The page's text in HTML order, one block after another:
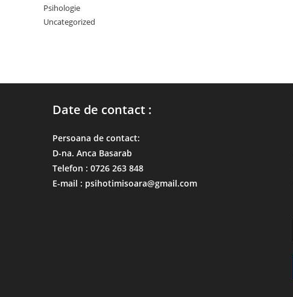
Psihologie
Uncategorized
Date de contact :
Persoana de contact:
D-na. Anca Basarab
Telefon : 0726 263 848
E-mail : psihotimisoara@gmail.com